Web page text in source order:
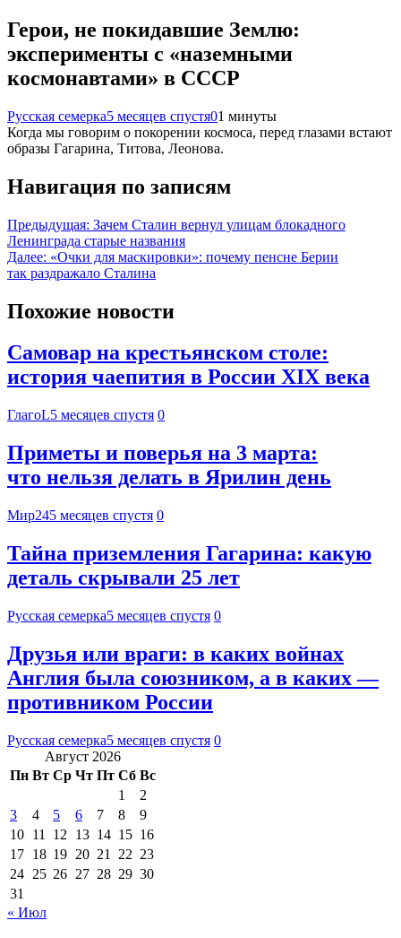
Герои, не покидавшие Землю:
эксперименты с «наземными
космонавтами» в СССР
Русская семерка5 месяцев спустя01 минуты
Когда мы говорим о покорении космоса, перед глазами встают
образы Гагарина, Титова, Леонова.
Навигация по записям
Предыдущая: Зачем Сталин вернул улицам блокадного
Ленинграда старые названия
Далее: «Очки для маскировки»: почему пенсне Берии
так раздражало Сталина
Похожие новости
Самовар на крестьянском столе:
история чаепития в России XIX века
ГлагоL5 месяцев спустя 0
Приметы и поверья на 3 марта:
что нельзя делать в Ярилин день
Мир245 месяцев спустя 0
Тайна приземления Гагарина: какую
деталь скрывали 25 лет
Русская семерка5 месяцев спустя 0
Друзья или враги: в каких войнах
Англия была союзником, а в каких —
противником России
Русская семерка5 месяцев спустя 0
Август 2026
Пн Вт Ср Чт Пт Сб Вс
1
2
3
4 5 6 7 8
9
10 11 12 13 14 15 16
17 18 19 20 21 22 23
24 25 26 27 28 29 30
31
« Июл